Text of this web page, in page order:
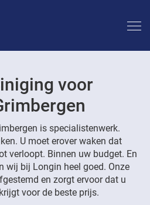
voor
is specialistenwerk.
U moet erover waken dat
verloopt. Binnen uw budget. En
wij bij Longin heel goed. Onze
en zorgt ervoor dat u
voor de beste prijs.